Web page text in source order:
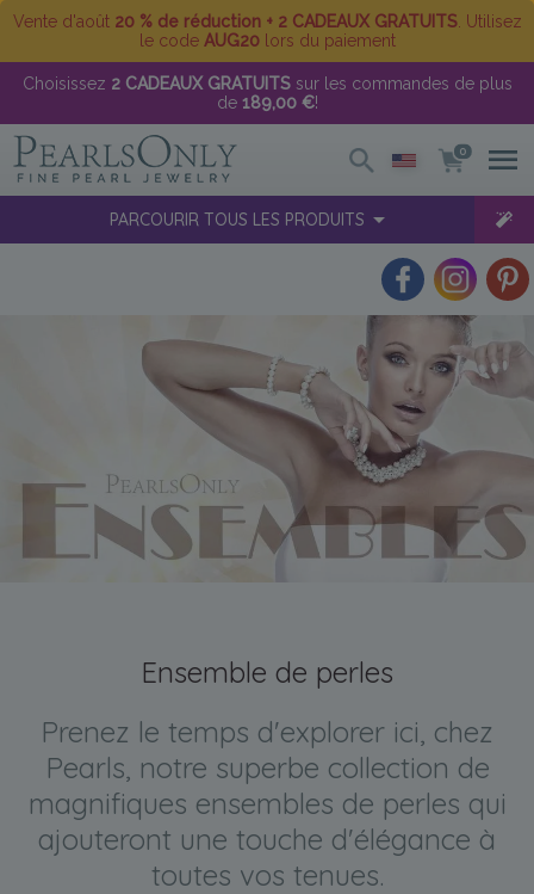
Vente d'août 20 % de réduction + 2 CADEAUX GRATUITS. Utilisez
le code AUG20lors du paiement
Choisissez 2 CADEAUX GRATUITSsur les commandes de plus
de 189,00 €!
0
PARCOURIR TOUS LES PRODUITS
Ensemble de perles
Prenez le temps d'explorer ici, chez
Pearls, notre superbe collection de
magnifiques ensembles de perles qui
ajouteront une touche d'élégance à
toutes vos tenues.